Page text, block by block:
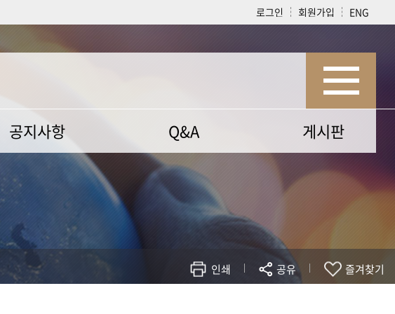
로그인 회원가입 ENG
공지사항 Q&A
Q&A
게시판
게시판
인쇄 공유 즐겨찾기